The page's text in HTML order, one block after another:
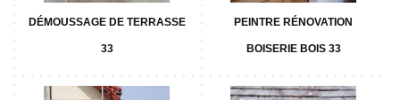
DÉMOUSSAGE DE TERRASSE
33
PEINTRE RÉNOVATION
BOISERIE BOIS 33